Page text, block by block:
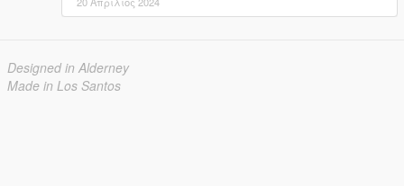
Designed in Alderney
Made in Los Santos